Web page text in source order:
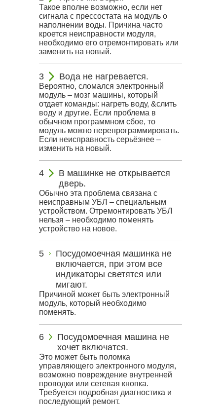
Такое вполне возможно, если нет
сигнала с прессостата на модуль о
наполнении воды. Причина часто
кроется неисправности модуля,
необходимо его отремонтировать или
заменить на новый.
Вода не нагревается.
Вероятно, сломался электронный
модуль – мозг машины, который
отдает команды: нагреть воду, &слить
воду и другие. Если проблема в
обычном программном сбое, то
модуль можно перепрограммировать.
Если неисправность серьёзнее –
изменить на новый.
В машинке не открывается
дверь.
Обычно эта проблема связана с
неисправным УБЛ – специальным
устройством. Отремонтировать УБЛ
нельзя – необходимо поменять
устройство на новое.
Посудомоечная машинка не
включается, при этом все
индикаторы светятся или
мигают.
Причиной может быть электронный
модуль, который необходимо
поменять.
Посудомоечная машина не
хочет включатся.
Это может быть поломка
управляющего электронного модуля,
возможно повреждение внутренней
проводки или сетевая кнопка.
Требуется подробная диагностика и
последующий ремонт.